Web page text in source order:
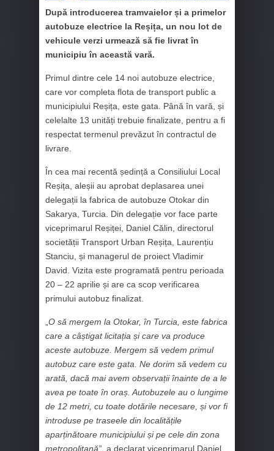
După introducerea tramvaielor și a primelor
autobuze electrice la Reșița, un nou lot de
vehicule verzi urmează să fie livrat în
municipiu în această vară.
Primul dintre cele 14 noi autobuze electrice,
care vor completa flota de transport public a
municipiului Reșița, este gata. Până în vară, și
celelalte 13 unități trebuie finalizate, pentru a fi
respectat termenul prevăzut în contractul de
livrare.
În cea mai recentă ședință a Consiliului Local
Reșița, aleșii au aprobat deplasarea unei
delegații la fabrica de autobuze Otokar din
Sakarya, Turcia. Din delegație vor face parte
viceprimarul Reșiței, Daniel Călin, directorul
societății Transport Urban Reșița, Laurențiu
Stanciu, și managerul de proiect Vladimir
David. Vizita este programată pentru perioada
20 – 22 aprilie și are ca scop verificarea
primului autobuz finalizat.
„O să mergem la Otokar, în Turcia, este fabrica
care a câștigat licitația și care va produce
aceste autobuze. Mergem să vedem primul
autobuz care este gata. Ne dorim să vedem cu
arată, dacă mai avem observații înainte de a le
avea pe toate în oraș. Autobuzele au o lungime
de 12 metri, cu toate dotările necesare, și vor fi
introduse pe traseele din localitățile
aparținătoare municipiului și pe cele din zona
metropolitană”, a declarat viceprimarul Daniel